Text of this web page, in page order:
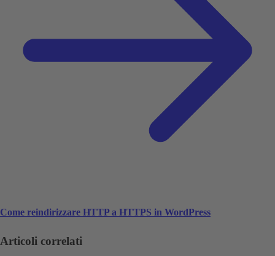
Come reindirizzare HTTP a HTTPS in WordPress
Articoli correlati